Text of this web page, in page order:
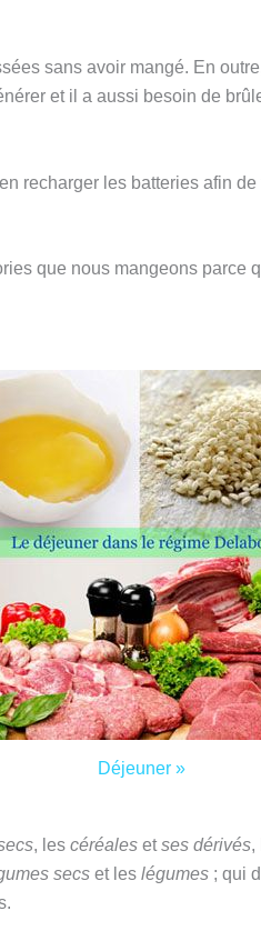
sans avoir mangé. En
et il a aussi besoin de
recharger les batteries afin de
que nous mangeons parce
Déjeuner »
, les céréalesetses dérivés,
secset les légumes; qui